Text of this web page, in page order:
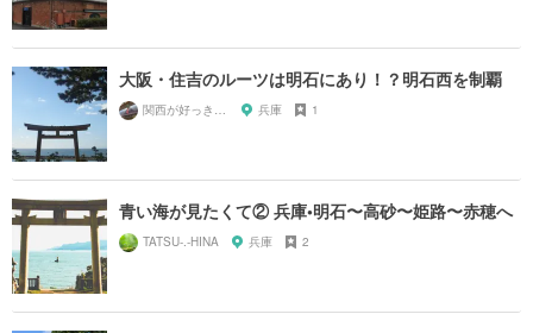
大阪・住吉のルーツは明石にあり！？明石西を制覇
関西が好っきゃねん 兵庫 1
青い海が見たくて② 兵庫•明石〜高砂〜姫路〜赤穂へ
TATSU-.-HINA 兵庫 2